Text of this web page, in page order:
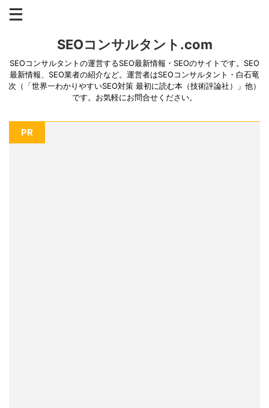
SEOコンサルタント.com
SEOコンサルタントの運営するSEO最新情報・SEOのサイトです。SEO
最新情報、SEO業者の紹介など。運営者はSEOコンサルタント・白石竜
次（「世界一わかりやすいSEO対策 最初に読む本（技術評論社）」他）
です。お気軽にお問合せください。
PR